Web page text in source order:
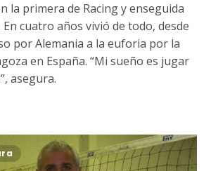
la primera de Racing y enseguida
cuatro años vivió de todo, desde
por Alemania a la euforia por la
en España. “Mi sueño es jugar
asegura.